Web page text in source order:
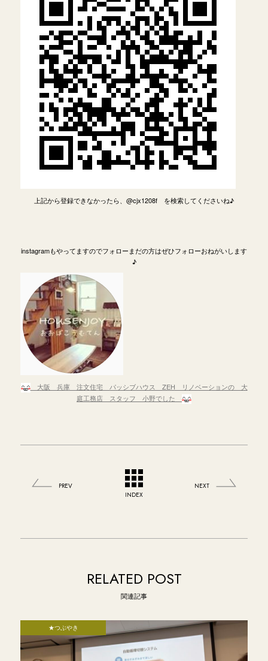
上記から登録できなかったら、@cjx1208f を検索してくださいね♪
instagramもやってますのでフォローまだの方はぜひフォローおねがいします
♪
大阪 兵庫 注文住宅 パッシブハウス ZEH リノベーションの 大
庭工務店 スタッフ 小野でした
PREV
INDEX
NEXT
RELATED POST
関連記事
★つぶやき